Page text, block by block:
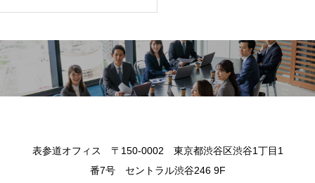
表参道オフィス 〒150-0002 東京都渋谷区渋谷1丁目1
番7号 セントラル渋谷246 9F